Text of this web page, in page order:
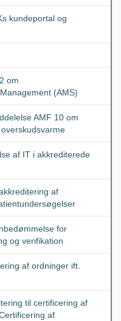
kundeportal og
om
(AMS)
AMF 10 om
af IT i akkrediterede
af
for
og verifikation
af ordninger ift.
til certificering af
af